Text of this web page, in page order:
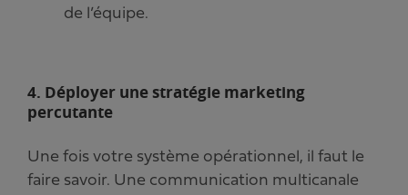
de l’équipe.
4. Déployer une stratégie marketing
percutante
Une fois votre système opérationnel, il faut le
faire savoir. Une communication multicanale